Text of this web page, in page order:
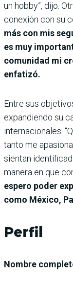
un hobby”, dijo.
conexión con su
más con mis
es muy
comunidad mi
enfatizó.
Entre sus
expandiendo su
internacionales:
tanto me
sientan
manera en que
espero poder
como México,
Perfil
Nombre